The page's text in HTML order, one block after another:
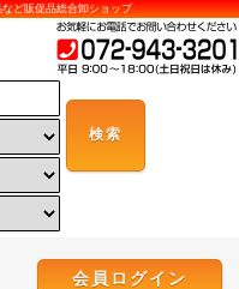
ど販促品総合卸ショップ
会員ログイン